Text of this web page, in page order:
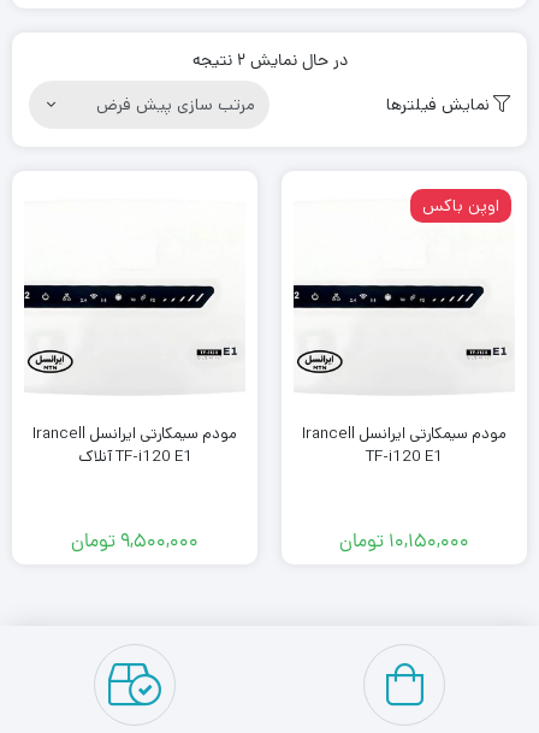
در حال نمایش 2 نتیجه
نمایش فیلترها
اوپن باکس
مودم سیمکارتی ایرانسل Irancell
TF-i120 E1
۱۰,۱۵۰,۰۰۰ تومان
مودم سیمکارتی ایرانسل Irancell
TF-i120 E1 آنلاک
۹,۵۰۰,۰۰۰تومان